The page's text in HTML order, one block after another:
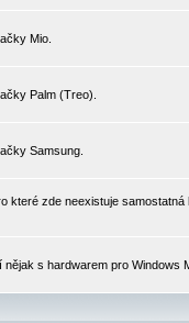
Mio.
Palm (Treo).
Samsung.
které zde neexistuje
s hardwarem pro Windows